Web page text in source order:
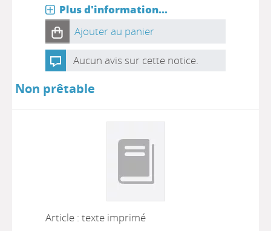
Plus d'information...
Ajouter au panier
Aucun avis sur cette notice.
Non prêtable
Article : texte imprimé